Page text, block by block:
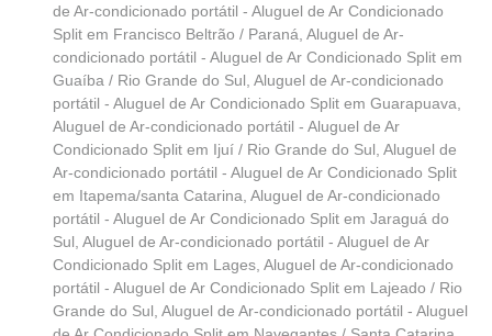
de Ar-condicionado portátil - Aluguel de Ar Condicionado
Split em Francisco Beltrão / Paraná Aluguel de Ar-
condicionado portátil - Aluguel de Ar Condicionado Split em
Guaíba / Rio Grande do Sul Aluguel de Ar-condicionado
portátil - Aluguel de Ar Condicionado Split em Guarapuava
Aluguel de Ar-condicionado portátil - Aluguel de Ar
Condicionado Split em Ijuí / Rio Grande do Sul Aluguel de
Ar-condicionado portátil - Aluguel de Ar Condicionado Split
em Itapema/santa Catarina Aluguel de Ar-condicionado
portátil - Aluguel de Ar Condicionado Split em Jaraguá do
Sul Aluguel de Ar-condicionado portátil - Aluguel de Ar
Condicionado Split em Lages Aluguel de Ar-condicionado
portátil - Aluguel de Ar Condicionado Split em Lajeado / Rio
Grande do Sul Aluguel de Ar-condicionado portátil - Aluguel